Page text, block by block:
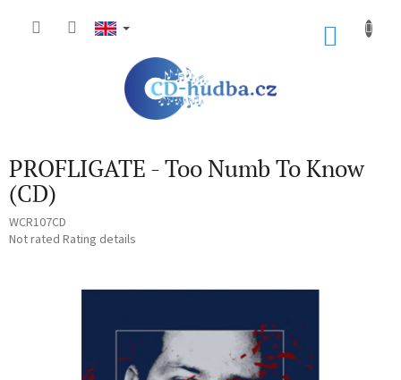
PROFLIGATE - Too Numb To Know
(CD)
WCR107CD
The
Not rated Rating details